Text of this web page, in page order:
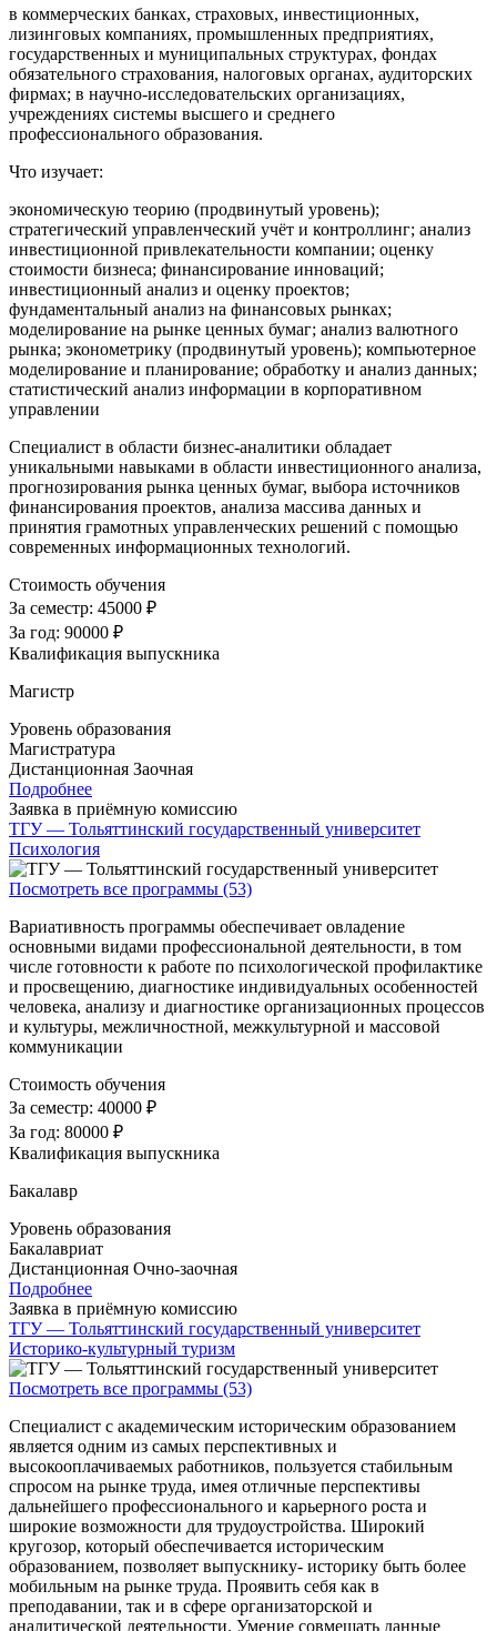
в коммерческих банках, страховых, инвестиционных,
лизинговых компаниях, промышленных предприятиях,
государственных и муниципальных структурах, фондах
обязательного страхования, налоговых органах, аудиторских
фирмах; в научно-исследовательских организациях,
учреждениях системы высшего и среднего
профессионального образования.
Что изучает:
экономическую теорию (продвинутый уровень);
стратегический управленческий учёт и контроллинг; анализ
инвестиционной привлекательности компании; оценку
стоимости бизнеса; финансирование инноваций;
инвестиционный анализ и оценку проектов;
фундаментальный анализ на финансовых рынках;
моделирование на рынке ценных бумаг; анализ валютного
рынка; эконометрику (продвинутый уровень); компьютерное
моделирование и планирование; обработку и анализ данных;
статистический анализ информации в корпоративном
управлении
Специалист в области бизнес-аналитики обладает
уникальными навыками в области инвестиционного анализа,
прогнозирования рынка ценных бумаг, выбора источников
финансирования проектов, анализа массива данных и
принятия грамотных управленческих решений с помощью
современных информационных технологий.
Стоимость обучения
За семестр: 45000 ₽
За год: 90000 ₽
Квалификация выпускника
Магистр
Уровень образования
Магистратура
Дистанционная Заочная
Подробнее
Заявка в приёмную комиссию
ТГУ — Тольяттинский государственный университет
Психология
Посмотреть все программы (53)
Вариативность программы обеспечивает овладение
основными видами профессиональной деятельности, в том
числе готовности к работе по психологической профилактике
и просвещению, диагностике индивидуальных особенностей
человека, анализу и диагностике организационных процессов
и культуры, межличностной, межкультурной и массовой
коммуникации
Стоимость обучения
За семестр: 40000 ₽
За год: 80000 ₽
Квалификация выпускника
Бакалавр
Уровень образования
Бакалавриат
Дистанционная Очно-заочная
Подробнее
Заявка в приёмную комиссию
ТГУ — Тольяттинский государственный университет
Историко-культурный туризм
Посмотреть все программы (53)
Специалист с академическим историческим образованием
является одним из самых перспективных и
высокооплачиваемых работников, пользуется стабильным
спросом на рынке труда, имея отличные перспективы
дальнейшего профессионального и карьерного роста и
широкие возможности для трудоустройства. Широкий
кругозор, который обеспечивается историческим
образованием, позволяет выпускнику- историку быть более
мобильным на рынке труда. Проявить себя как в
преподавании, так и в сфере организаторской и
аналитической деятельности. Умение совмещать данные